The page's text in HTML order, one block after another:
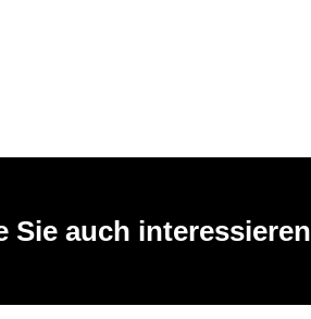
Sie auch interessieren